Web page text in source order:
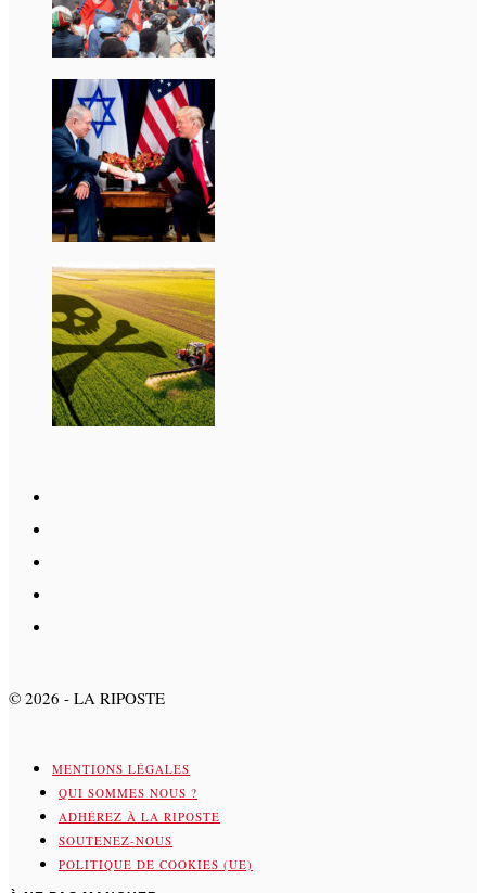
© 2026 - LA RIPOSTE
MENTIONS LÉGALES
QUI SOMMES NOUS ?
ADHÉREZ À LA RIPOSTE
SOUTENEZ-NOUS
POLITIQUE DE COOKIES (UE)